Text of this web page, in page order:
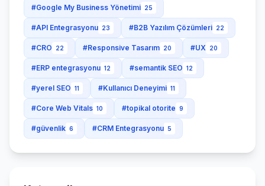
#Google My Business Yönetimi 25
#API Entegrasyonu 23 #B2B Yazılım Çözümleri 22
#CRO 22 #Responsive Tasarım 20 #UX 20
#ERP entegrasyonu 12 #semantik SEO 12
#yerel SEO 11 #Kullanıcı Deneyimi 11
#Core Web Vitals 10 #topikal otorite 9
#güvenlik 6 #CRM Entegrasyonu 5